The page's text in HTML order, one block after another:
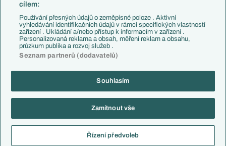
AC Milán
Juventus FC
Bayern Mnichov
FC Barcelona
Real Madrid
Copyright © 2001-2026 EuroFotbal.cz. Využíváme zpravodajství ČTK.
Informace o zpracování osobních údajů
cílem:
Používání přesných údajů o zeměpisné poloze . Aktivní
vyhledávání identifikačních údajů v rámci specifických vlastností
zařízení . Ukládání a/nebo přístup k informacím v zařízení .
Personalizovaná reklama a obsah, měření reklam a obsahu,
průzkum publika a rozvoj služeb .
Seznam partnerů (dodavatelů)
Souhlasím
Zamítnout vše
Řízení předvoleb